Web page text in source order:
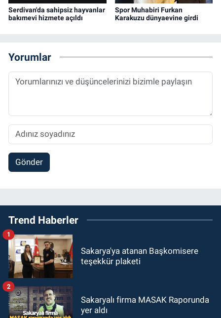
Serdivan'da sahipsiz hayvanlar
bakımevi hizmete açıldı
Spor Muhabiri Furkan
Karakuzu dünyaevine girdi
Yorumlar
Gönder
Trend Haberler
Sakarya'ya atanan Başkomisere
teşekkür plaketi
1
Sakaryalı firma MASAK Raporunda
yer aldı
2